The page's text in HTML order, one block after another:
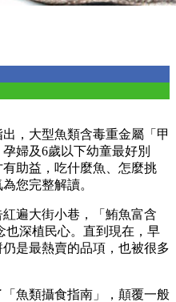
，大型魚類含毒重金屬「甲
婦及6歲以下幼童最好別
助益，吃什麼魚、怎麼挑
您完整解讀。
遍大街小巷，「鮪魚富含
深植民心。直到現在，早
是最熱賣的品項，也被很多
魚類攝食指南」，顛覆一般